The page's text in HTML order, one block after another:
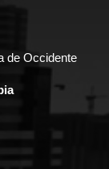
de Occidente